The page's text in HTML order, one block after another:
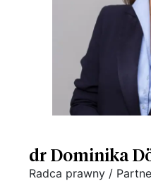
dr Dominika
Radca prawny /